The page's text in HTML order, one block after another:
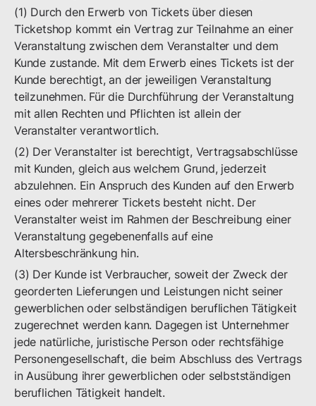
(1) Durch den Erwerb von Tickets über diesen
Ticketshop kommt ein Vertrag zur Teilnahme an einer
Veranstaltung zwischen dem Veranstalter und dem
Kunde zustande. Mit dem Erwerb eines Tickets ist der
Kunde berechtigt, an der jeweiligen Veranstaltung
teilzunehmen. Für die Durchführung der Veranstaltung
mit allen Rechten und Pflichten ist allein der
Veranstalter verantwortlich.
(2) Der Veranstalter ist berechtigt, Vertragsabschlüsse
mit Kunden, gleich aus welchem Grund, jederzeit
abzulehnen. Ein Anspruch des Kunden auf den Erwerb
eines oder mehrerer Tickets besteht nicht. Der
Veranstalter weist im Rahmen der Beschreibung einer
Veranstaltung gegebenenfalls auf eine
Altersbeschränkung hin.
(3) Der Kunde ist Verbraucher, soweit der Zweck der
georderten Lieferungen und Leistungen nicht seiner
gewerblichen oder selbständigen beruflichen Tätigkeit
zugerechnet werden kann. Dagegen ist Unternehmer
jede natürliche, juristische Person oder rechtsfähige
Personengesellschaft, die beim Abschluss des Vertrags
in Ausübung ihrer gewerblichen oder selbstständigen
beruflichen Tätigkeit handelt.